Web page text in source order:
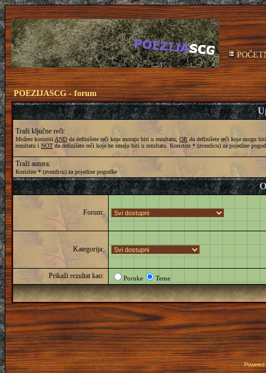
POEZIJASCG - forum
Traži ključne reči:
Možete koristiti AND da definišete reči koje moraju biti u rezultatu, OR da definišete reči koje mogu
rezultatu i NOTda definišete reči koje ne smeju biti u rezultatu. Koristite * (zvezdicu) za pojedine
Traži autora:
Koristite * (zvezdicu) za pojedine pogodke
Forum:
Kategorija:
Prikaži rezultat kao: Poruke Teme
Powered